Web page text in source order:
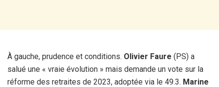
À gauche, prudence et conditions. Olivier Faure (PS) a
salué une « vraie évolution » mais demande un vote sur la
réforme des retraites de 2023, adoptée via le 49.3. Marine